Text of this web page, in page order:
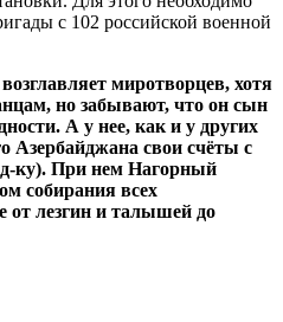
с 102 российской военной
миротворцев, хотя
но забывают, что он сын
А у нее, как и у других
Азербайджана свои счёты с
ку). При нем Нагорный
собирания всех
от лезгин и талышей до